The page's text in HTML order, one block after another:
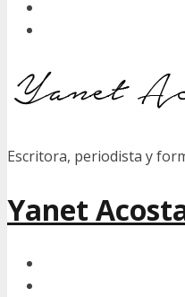
Escritora, periodista y
Yanet